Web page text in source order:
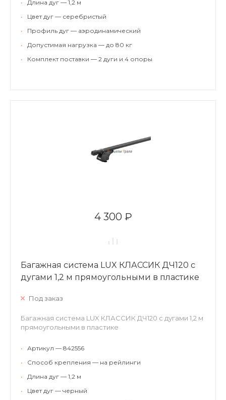
•
Длина дуг — 1,2 м
•
Цвет дуг — серебристый
•
Профиль дуг — аэродинамический
•
Допустимая нагрузка — до 80 кг
•
Комплект поставки — 2 дуги и 4 опоры
4 300 ₽
Багажная система LUX КЛАССИК ДЧ120 с
дугами 1,2 м прямоугольными в пластике
Под заказ
Багажная система LUX КЛАССИК ДЧ120 с дугами 1,2 м
прямоугольными в пластике
•
Артикул — 842556
•
Способ крепления — на рейлинги
•
Длина дуг — 1,2 м
•
Цвет дуг — черный